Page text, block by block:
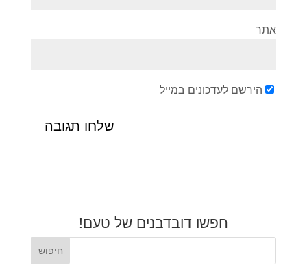
אתר
הירשם לעדכונים במייל
חפשו דובדבנים של טעם!